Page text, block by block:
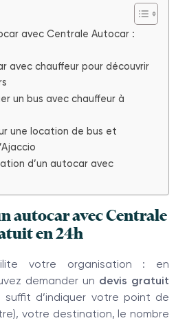
avec Centrale Autocar :
avec chauffeur pour découvrir
un bus avec chauffeur à
une location de bus et
d’un autocar avec
autocar avec Centrale
en 24h
votre organisation : en
demander un devis gratuit
suffit d’indiquer votre point de
votre destination, le nombre